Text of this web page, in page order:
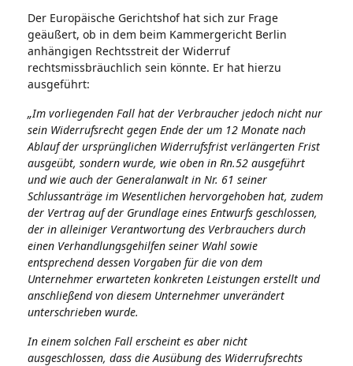
Der Europäische Gerichtshof hat sich zur Frage
geäußert, ob in dem beim Kammergericht Berlin
anhängigen Rechtsstreit der Widerruf
rechtsmissbräuchlich sein könnte. Er hat hierzu
ausgeführt:
„Im vorliegenden Fall hat der Verbraucher jedoch nicht nur
sein Widerrufsrecht gegen Ende der um 12 Monate nach
Ablauf der ursprünglichen Widerrufsfrist verlängerten Frist
ausgeübt, sondern wurde, wie oben in Rn.52 ausgeführt
und wie auch der Generalanwalt in Nr. 61 seiner
Schlussanträge im Wesentlichen hervorgehoben hat, zudem
der Vertrag auf der Grundlage eines Entwurfs geschlossen,
der in alleiniger Verantwortung des Verbrauchers durch
einen Verhandlungsgehilfen seiner Wahl sowie
entsprechend dessen Vorgaben für die von dem
Unternehmer erwarteten konkreten Leistungen erstellt und
anschließend von diesem Unternehmer unverändert
unterschrieben wurde.
In einem solchen Fall erscheint es aber nicht
ausgeschlossen, dass die Ausübung des Widerrufsrechts